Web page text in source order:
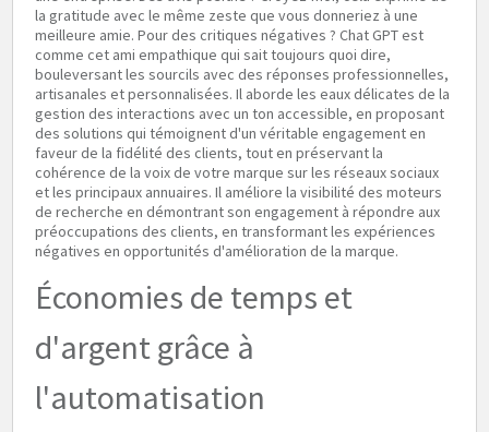
la gratitude avec le même zeste que vous donneriez à une
meilleure amie. Pour des critiques négatives ? Chat GPT est
comme cet ami empathique qui sait toujours quoi dire,
bouleversant les sourcils avec des réponses professionnelles,
artisanales et personnalisées. Il aborde les eaux délicates de la
gestion des interactions avec un ton accessible, en proposant
des solutions qui témoignent d'un véritable engagement en
faveur de la fidélité des clients, tout en préservant la
cohérence de la voix de votre marque sur les réseaux sociaux
et les principaux annuaires. Il améliore la visibilité des moteurs
de recherche en démontrant son engagement à répondre aux
préoccupations des clients, en transformant les expériences
négatives en opportunités d'amélioration de la marque.
Économies de temps et
d'argent grâce à
l'automatisation